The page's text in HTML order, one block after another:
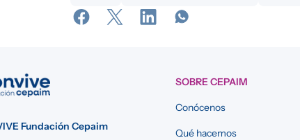
Fundación Cepaim
SOBRE CEPAIM
Conócenos
Qué hacemos